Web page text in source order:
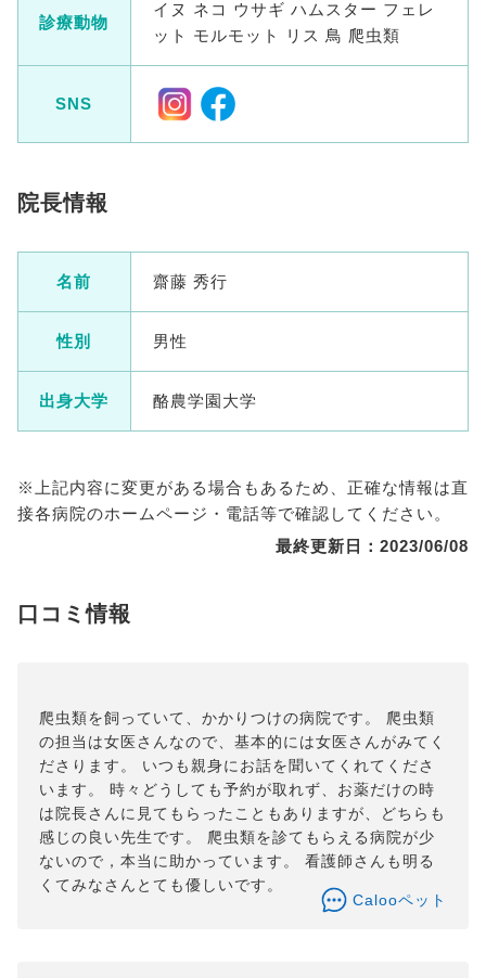
診療動物
イヌ ネコ ウサギ ハムスター フェレ
ット モルモット リス 鳥 爬虫類
SNS
院長情報
名前 齋藤 秀行
性別 男性
出身大学 酪農学園大学
※上記内容に変更がある場合もあるため、正確な情報は直
接各病院のホームページ・電話等で確認してください。
最終更新日：2023/06/08
口コミ情報
爬虫類を飼っていて、かかりつけの病院です。 爬虫類
の担当は女医さんなので、基本的には女医さんがみてく
ださります。 いつも親身にお話を聞いてくれてくださ
います。 時々どうしても予約が取れず、お薬だけの時
は院長さんに見てもらったこともありますが、どちらも
感じの良い先生です。 爬虫類を診てもらえる病院が少
ないので，本当に助かっています。 看護師さんも明る
くてみなさんとても優しいです。
Calooペット